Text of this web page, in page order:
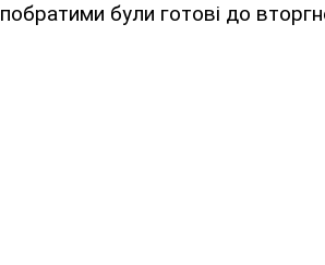
побратими були готові до